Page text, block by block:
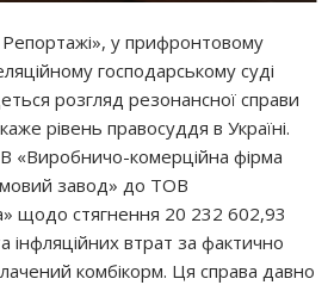
у прифронтовому
господарському суді
розгляд резонансної справи
рівень правосуддя в Україні.
«Виробничо-комерційна фірма
завод» до ТОВ
щодо стягнення 20 232 602,93
інфляційних втрат за фактично
комбікорм. Ця справа давно